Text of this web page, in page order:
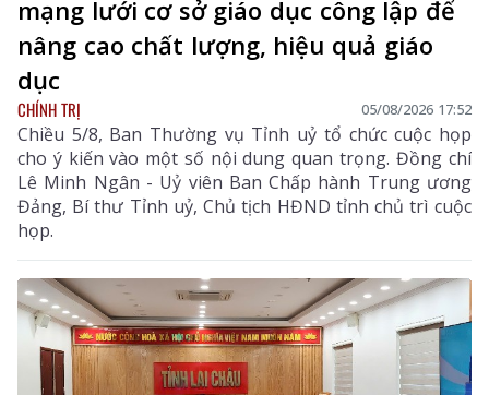
mạng lưới cơ sở giáo dục công lập để
nâng cao chất lượng, hiệu quả giáo
dục
CHÍNH TRỊ 05/08/2026 17:52
Chiều 5/8, Ban Thường vụ Tỉnh uỷ tổ chức cuộc họp
cho ý kiến vào một số nội dung quan trọng. Đồng chí
Lê Minh Ngân - Uỷ viên Ban Chấp hành Trung ương
Đảng, Bí thư Tỉnh uỷ, Chủ tịch HĐND tỉnh chủ trì cuộc
họp.